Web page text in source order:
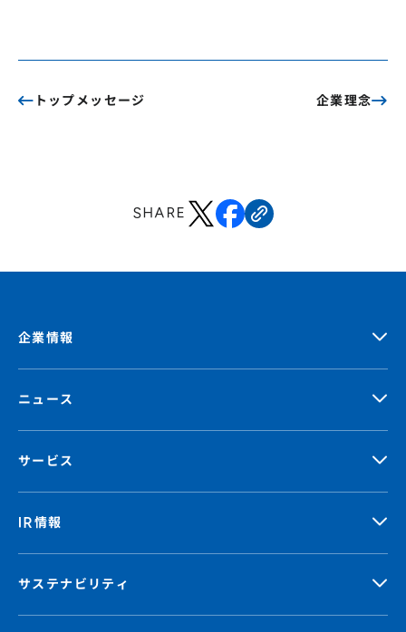
トップメッセージ 企業理念
SHARE
企業情報
ニュース
サービス
IR情報
サステナビリティ